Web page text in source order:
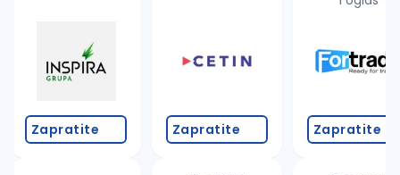
Zapratite Zapratite Zapratite